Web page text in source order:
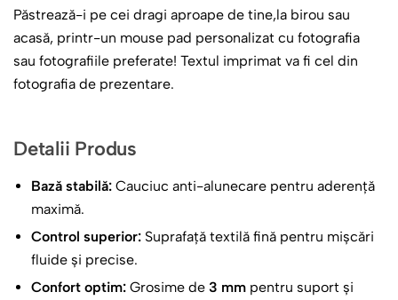
Păstrează-i pe cei dragi aproape de tine,la birou sau
acasă, printr-un mouse pad personalizat cu fotografia
sau fotografiile preferate! Textul imprimat va fi cel din
fotografia de prezentare.
Detalii Produs
Bază stabilă: Cauciuc anti-alunecare pentru aderență
maximă.
Control superior: Suprafață textilă fină pentru mișcări
fluide și precise.
Confort optim: Grosime de 3 mm pentru suport și